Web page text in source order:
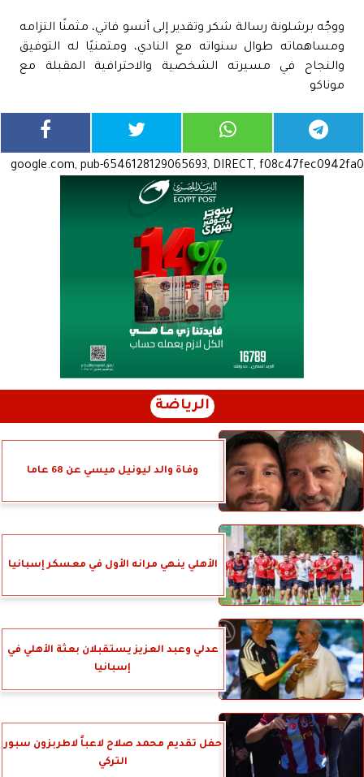
ووجّه برشلونة رسالة شكر وتقدير إلى أنسو فاتي، مثمنًا التزامه
ومساهماته طوال سنواته مع النادي، ومتمنيًا له التوفيق
والنجاح في مسيرته الشخصية والاحترافية المقبلة مع
موناكو
google.com, pub-6546128129065693, DIRECT, f08c47fec0942fa0
الرياضة
وفاة والد ليونيل ميسي عن 68 عاما
الأهلي ينهي مرانه الأول في معسكر إسبانيا
عدلي وعبد العزيز يستقبلان بعثة الأهلي في
إسبانيا
حفل تقديم محمد صلاح لاعباً لاطربزون سبور
التركي